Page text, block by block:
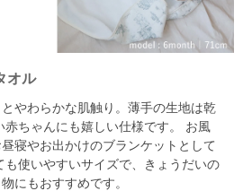
オル
やわらかな肌触り。薄手の生地は乾
赤ちゃんにも嬉しい仕様です。
お風
寝やお出かけのブランケットとして
も使いやすいサイズで、きょうだいの
にもおすすめです。